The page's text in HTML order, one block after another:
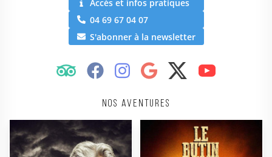
Nos aventures
Accès et infos pratiques
04 69 67 04 07
S'abonner à la newsletter